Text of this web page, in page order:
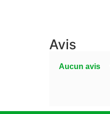
Avis
Aucun avis